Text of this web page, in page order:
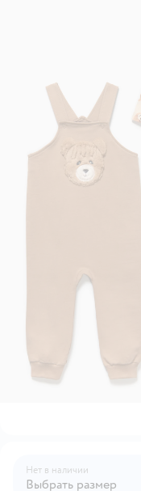
Нет в наличии
Выбрать размер